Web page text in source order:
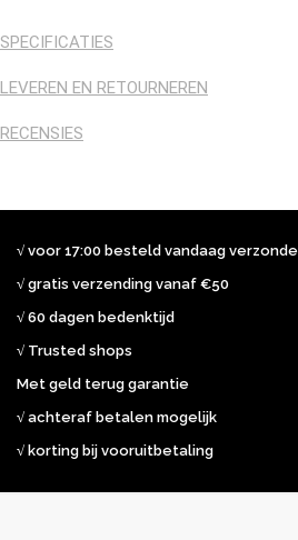
SPECIFICATIES
LEVEREN EN RETOURNEREN
RECENSIES
√ voor 17:00 besteld vandaag
√ gratis verzending vanaf €50
√ 60 dagen bedenktijd
√ Trusted shops
Met geld terug garantie
√ achteraf betalen mogelijk
√ korting bij vooruitbetaling